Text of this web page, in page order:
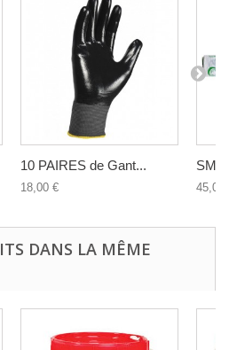
10 PAIRES de Gant...
18,00 € 45,00
DANS LA MÊME